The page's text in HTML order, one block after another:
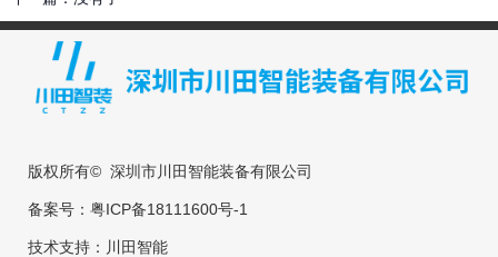
版权所有© 深圳市川田智能装备有限公司
备案号： 粤ICP备18111600号-1
技术支持： 川田智能